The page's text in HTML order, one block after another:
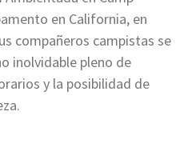
en California, en
compañeros campistas se
inolvidable pleno de
y la posibilidad de